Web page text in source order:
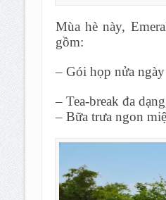
Mùa hè này,
gồm:
– Gói họp nửa
– Tea-break đa
– Bữa trưa ngon